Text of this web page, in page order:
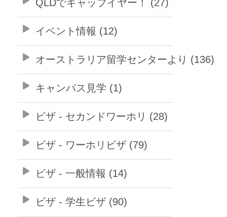
QLDでギャップイヤー！ (27)
イベント情報 (12)
オーストラリア留学センターより (136)
キャンパス見学 (1)
ビザ - セカンドワーホリ (28)
ビザ - ワーホリビザ (79)
ビザ - 一般情報 (14)
ビザ - 学生ビザ (90)